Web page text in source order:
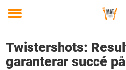
Toggle
Twistershots:
garanterar succé